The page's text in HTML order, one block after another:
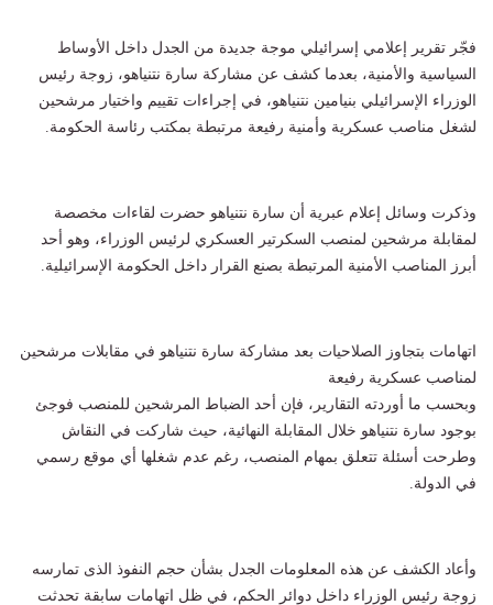
فجّر تقرير إعلامي إسرائيلي موجة جديدة من الجدل داخل الأوساط
السياسية والأمنية، بعدما كشف عن مشاركة سارة نتنياهو، زوجة رئيس
الوزراء الإسرائيلي بنيامين نتنياهو، في إجراءات تقييم واختيار مرشحين
لشغل مناصب عسكرية وأمنية رفيعة مرتبطة بمكتب رئاسة الحكومة.
وذكرت وسائل إعلام عبرية أن سارة نتنياهو حضرت لقاءات مخصصة
لمقابلة مرشحين لمنصب السكرتير العسكري لرئيس الوزراء، وهو أحد
أبرز المناصب الأمنية المرتبطة بصنع القرار داخل الحكومة الإسرائيلية.
اتهامات بتجاوز الصلاحيات بعد مشاركة سارة نتنياهو في مقابلات مرشحين
لمناصب عسكرية رفيعة
وبحسب ما أوردته التقارير، فإن أحد الضباط المرشحين للمنصب فوجئ
بوجود سارة نتنياهو خلال المقابلة النهائية، حيث شاركت في النقاش
وطرحت أسئلة تتعلق بمهام المنصب، رغم عدم شغلها أي موقع رسمي
في الدولة.
وأعاد الكشف عن هذه المعلومات الجدل بشأن حجم النفوذ الذى تمارسه
زوجة رئيس الوزراء داخل دوائر الحكم، في ظل اتهامات سابقة تحدثت